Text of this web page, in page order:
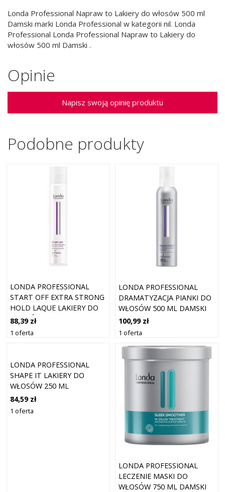
Londa Professional Napraw to Lakiery do włosów 500 ml
Damski marki Londa Professional w kategorii nil. Londa
Professional Londa Professional Napraw to Lakiery do
włosów 500 ml Damski .
Opinie
Napisz swoją opinię produktu
Podobne produkty
LONDA PROFESSIONAL
START OFF EXTRA STRONG
HOLD LAQUE LAKIERY DO
WŁOSÓW 500 ML DAMSKI
88,39 zł
1 oferta
LONDA PROFESSIONAL
DRAMATYZACJA PIANKI DO
WŁOSÓW 500 ML DAMSKI
100,99 zł
1 oferta
LONDA PROFESSIONAL
SHAPE IT LAKIERY DO
WŁOSÓW 250 ML
84,59 zł
1 oferta
LONDA PROFESSIONAL
LECZENIE MASKI DO
WŁOSÓW 750 ML DAMSKI